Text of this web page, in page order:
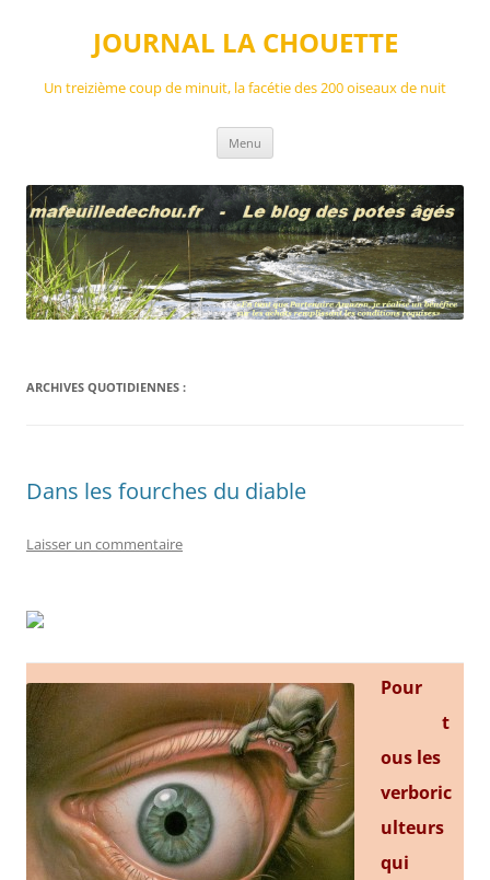
JOURNAL LA CHOUETTE
Un treizième coup de minuit, la facétie des 200 oiseaux de nuit
Menu
ARCHIVES QUOTIDIENNES :
Dans les fourches du diable
Laisser un commentaire
Pour
t
ous les
verboric
ulteurs
qui